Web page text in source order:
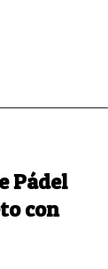
Pádel
con